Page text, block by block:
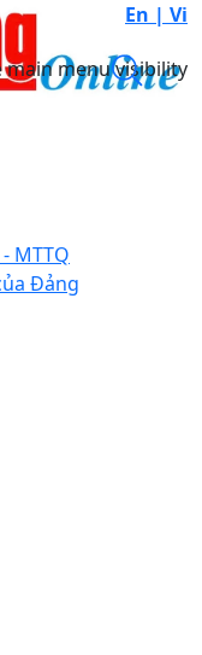
En | Vi
main menu visibility
MTTQ
Đảng